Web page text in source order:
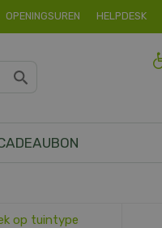
OPENINGSUREN HELPDESK
op tuintype